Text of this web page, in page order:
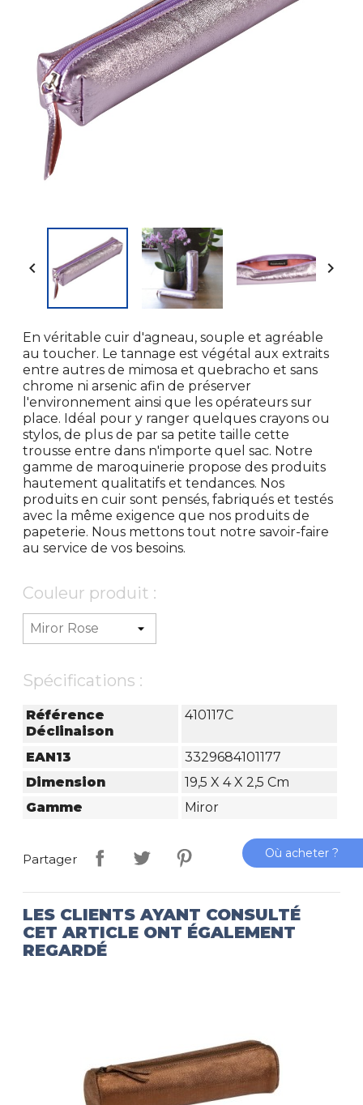
 
En véritable cuir d'agneau, souple et agréable
au toucher. Le tannage est végétal aux extraits
entre autres de mimosa et quebracho et sans
chrome ni arsenic afin de préserver
l'environnement ainsi que les opérateurs sur
place. Idéal pour y ranger quelques crayons ou
stylos, de plus de par sa petite taille cette
trousse entre dans n'importe quel sac. Notre
gamme de maroquinerie propose des produits
hautement qualitatifs et tendances. Nos
produits en cuir sont pensés, fabriqués et testés
avec la même exigence que nos produits de
papeterie. Nous mettons tout notre savoir-faire
au service de vos besoins.
Couleur produit :
Spécifications :
Référence
Déclinaison
410117C
EAN13
3329684101177
Dimension
19,5 X 4 X 2,5 Cm
Gamme
Miror
Partager
LES CLIENTS AYANT CONSULTÉ
CET ARTICLE ONT ÉGALEMENT
REGARDÉ
Où acheter ?